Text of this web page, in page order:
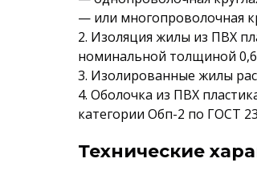
— или многопроволочная
2. Изоляция жилы из ПВХ
номинальной толщиной
3. Изолированные жилы
4. Оболочка из ПВХ
категории Обп-2 по ГОСТ
Технические